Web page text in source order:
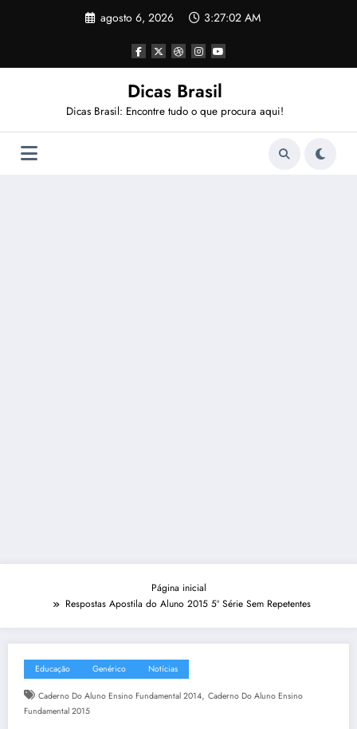
agosto 6, 2026 3:27:02 AM
Dicas Brasil
Dicas Brasil: Encontre tudo o que procura aqui!
Página inicial
Respostas Apostila do Aluno 2015 5ª Série Sem Repetentes
Educação Genérico Notícias
Caderno Do Aluno Ensino Fundamental 2014, Caderno Do Aluno Ensino
Fundamental 2015